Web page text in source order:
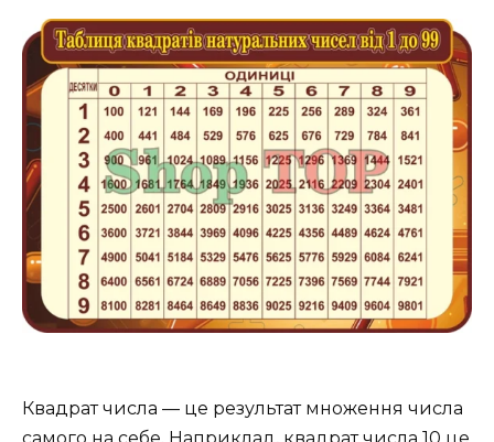
Квадрат числа — це результат множення числа